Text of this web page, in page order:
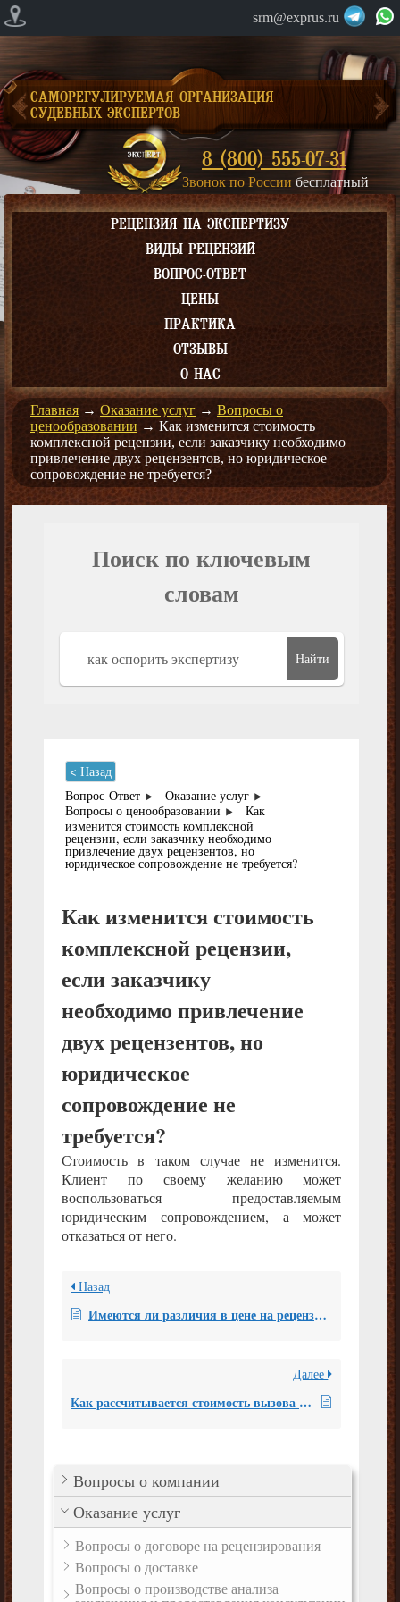
srm@exprus.ru
САМОРЕГУЛИРУЕМАЯ ОРГАНИЗАЦИЯ
СУДЕБНЫХ ЭКСПЕРТОВ
8 (800) 555-07-31
Звонок по России бесплатный
РЕЦЕНЗИЯ НА ЭКСПЕРТИЗУ
ВИДЫ РЕЦЕНЗИЙ
ВОПРОС-ОТВЕТ
ЦЕНЫ
ПРАКТИКА
ОТЗЫВЫ
О НАС
Главная → Оказание услуг → Вопросы о
ценообразовании → Как изменится стоимость
комплексной рецензии, если заказчику необходимо
привлечение двух рецензентов, но юридическое
сопровождение не требуется?
Поиск по ключевым
словам
Найти
Вопросы о компании
Оказание услуг
Вопросы о договоре на рецензирования
Вопросы о доставке
Вопросы о производстве анализа
< Назад
Вопрос-Ответ
Оказание услуг
Вопросы о ценообразовании
Как
изменится стоимость комплексной
рецензии, если заказчику необходимо
привлечение двух рецензентов, но
юридическое сопровождение не требуется?
Как изменится стоимость
комплексной рецензии,
если заказчику
необходимо привлечение
двух рецензентов, но
юридическое
сопровождение не
требуется?
Стоимость в таком случае не изменится.
Клиент по своему желанию может
воспользоваться предоставляемым
юридическим сопровождением, а может
отказаться от него.
Назад
Имеются ли различия в цене на рецензию, выполняемую рецензентом с учёной степенью и без неё?
Далее
Как рассчитывается стоимость вызова рецензента в судебное заседание посредством организации конференц-связи?